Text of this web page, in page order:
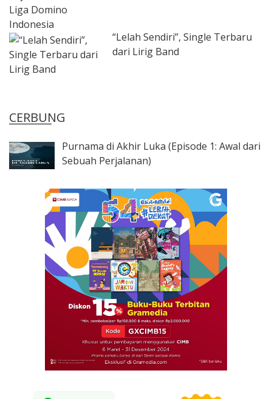
“Lelah Sendiri”, Single Terbaru
dari Lirig Band
CERBUNG
Purnama di Akhir Luka (Episode 1: Awal dari
Sebuah Perjalanan)